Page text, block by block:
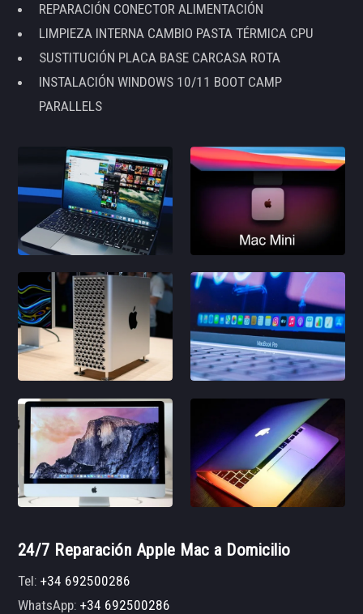
REPARACIÓN CONECTOR ALIMENTACIÓN
LIMPIEZA INTERNA CAMBIO PASTA TÉRMICA CPU
SUSTITUCIÓN PLACA BASE CARCASA ROTA
INSTALACIÓN WINDOWS 10/11 BOOT CAMP
PARALLELS
24/7 Reparación Apple Mac a Domicilio
Tel:+34 692500286
WhatsApp:+34 692500286